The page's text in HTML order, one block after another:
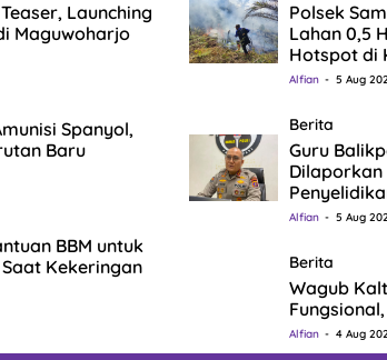
Launching
Maguwoharjo
Spanyol,
Baru
BBM untuk
Kekeringan
Polsek
Lahan 0,5
Hotspot di
Alfian 5 Aug
Berita
Guru
Dilaporkan
Alfian 5 Aug
Berita
Wagub
Alfian 4 Aug